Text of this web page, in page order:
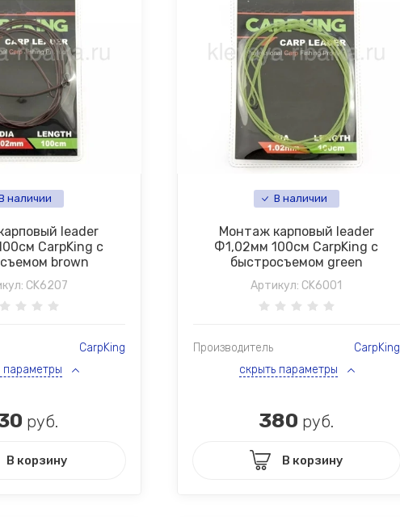
наличии
leader
CarpKing с
brown
CK6207
CarpKing
параметры
руб.
В корзину
В наличии
Монтаж карповый leader
Ф1,02мм 100см CarpKing с
быстросъемом green
Артикул: CK6001
Производитель
CarpKing
скрыть параметры
380 руб.
В корзину